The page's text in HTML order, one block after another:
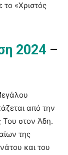
το «Χριστός
2024 –
από την
Του στον Άδη.
της
και του